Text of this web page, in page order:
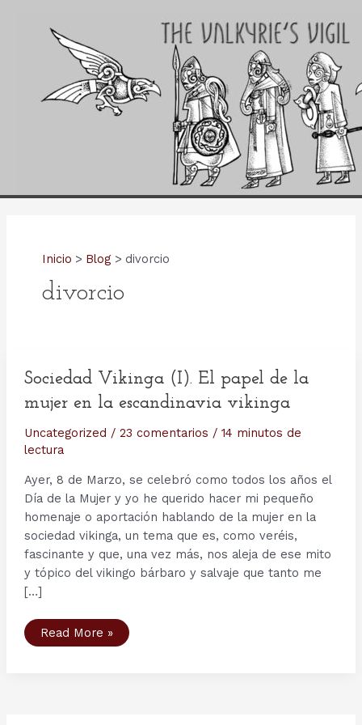
Inicio Blog divorcio
divorcio
Sociedad Vikinga (I). El papel de la
mujer en la escandinavia vikinga
Uncategorized / 23 comentarios / 14 minutos de
lectura
Ayer, 8 de Marzo, se celebró como todos los años el
Día de la Mujer y yo he querido hacer mi pequeño
homenaje o aportación hablando de la mujer en la
sociedad vikinga, un tema que es, como veréis,
fascinante y que, una vez más, nos aleja de ese mito
y tópico del vikingo bárbaro y salvaje que tanto me
[…]
Sociedad
Vikinga
Read More »